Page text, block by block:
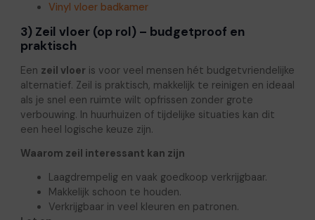
Vinyl vloer badkamer
3) Zeil vloer (op rol) – budgetproof en
praktisch
Een zeil vloer is voor veel mensen hét budgetvriendelijke
alternatief. Zeil is praktisch, makkelijk te reinigen en ideaal
als je snel een ruimte wilt opfrissen zonder grote
verbouwing. In huurhuizen of tijdelijke situaties kan dit
een heel logische keuze zijn.
Waarom zeil interessant kan zijn
Laagdrempelig en vaak goedkoop verkrijgbaar.
Makkelijk schoon te houden.
Verkrijgbaar in veel kleuren en patronen.